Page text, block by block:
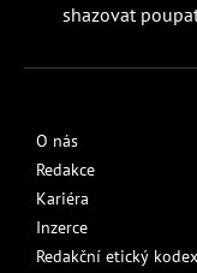
shazovat
O nás
Redakce
Kariéra
Inzerce
Redakční etický kodex